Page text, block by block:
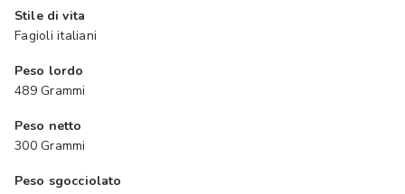
Stile di vita
Fagioli italiani
Peso lordo
489 Grammi
Peso netto
300 Grammi
Peso sgocciolato